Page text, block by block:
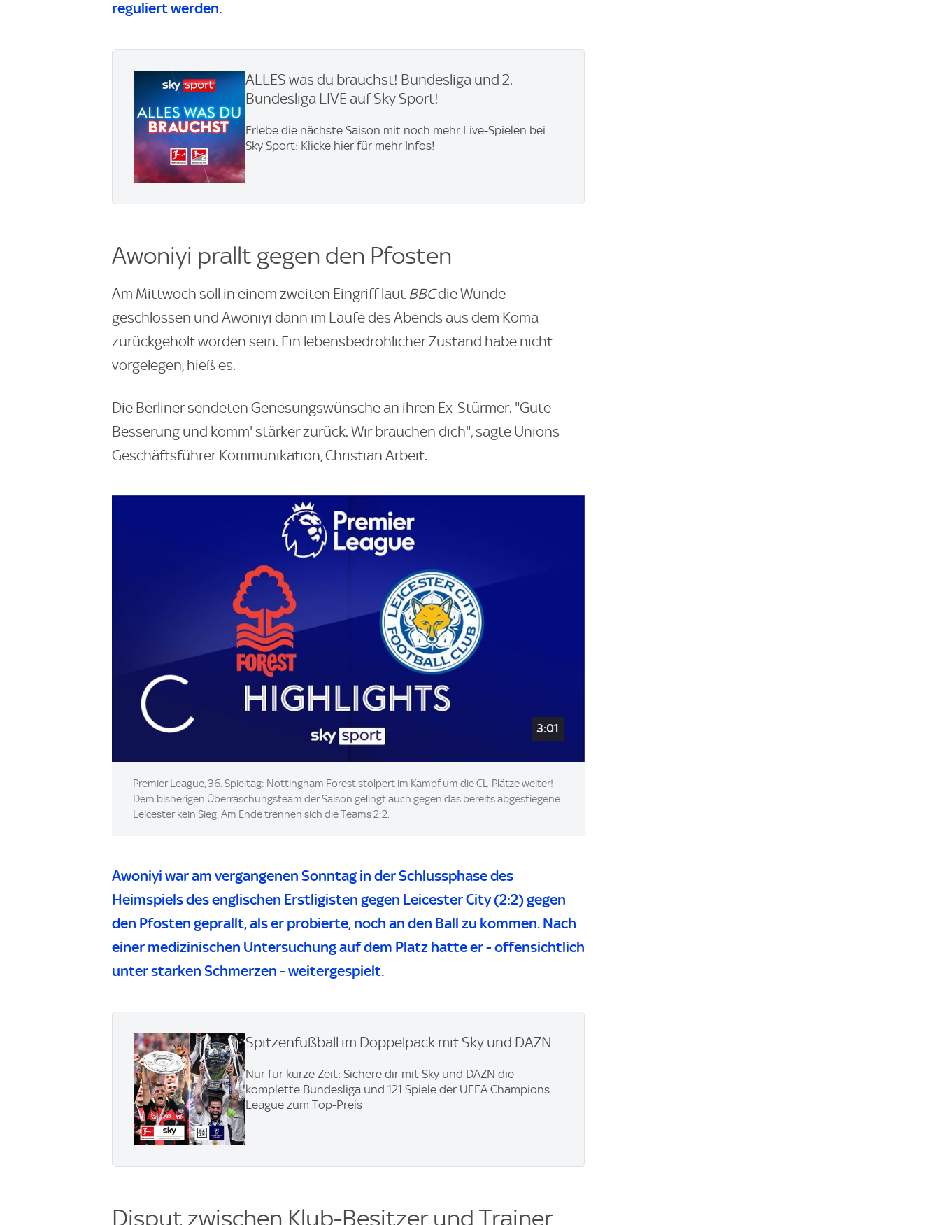
reguliert werden.
ALLES was du brauchst! Bundesliga und 2.
Bundesliga LIVE auf Sky Sport!
Erlebe die nächste Saison mit noch mehr Live-Spielen bei
Sky Sport: Klicke hier für mehr Infos!
Awoniyi prallt gegen den Pfosten
Am Mittwoch soll in einem zweiten Eingriff laut BBCdie Wunde
geschlossen und Awoniyi dann im Laufe des Abends aus dem Koma
zurückgeholt worden sein. Ein lebensbedrohlicher Zustand habe nicht
vorgelegen, hieß es.
Die Berliner sendeten Genesungswünsche an ihren Ex-Stürmer. "Gute
Besserung und komm' stärker zurück. Wir brauchen dich", sagte Unions
Geschäftsführer Kommunikation, Christian Arbeit.
3:01
Premier League, 36. Spieltag: Nottingham Forest stolpert im Kampf um die CL-Plätze weiter!
Dem bisherigen Überraschungsteam der Saison gelingt auch gegen das bereits abgestiegene
Leicester kein Sieg. Am Ende trennen sich die Teams 2:2.
Awoniyi war am vergangenen Sonntag in der Schlussphase des
Heimspiels des englischen Erstligisten gegen Leicester City (2:2) gegen
den Pfosten geprallt, als er probierte, noch an den Ball zu kommen. Nach
einer medizinischen Untersuchung auf dem Platz hatte er - offensichtlich
unter starken Schmerzen - weitergespielt.
Spitzenfußball im Doppelpack mit Sky und DAZN
Nur für kurze Zeit: Sichere dir mit Sky und DAZN die
komplette Bundesliga und 121 Spiele der UEFA Champions
League zum Top-Preis
Disput zwischen Klub-Besitzer und Trainer